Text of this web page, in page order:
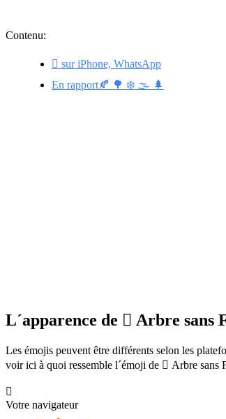
Contenu:
🪾 sur iPhone, WhatsApp
En rapport🍂 🌳 ❄️ 🌫️ 🌲
L´apparence de 🪾 Arbre sans
Les émojis peuvent être différents selon les
voir ici à quoi ressemble l´émoji de 🪾 Arbre sans
🪾
Votre navigateur